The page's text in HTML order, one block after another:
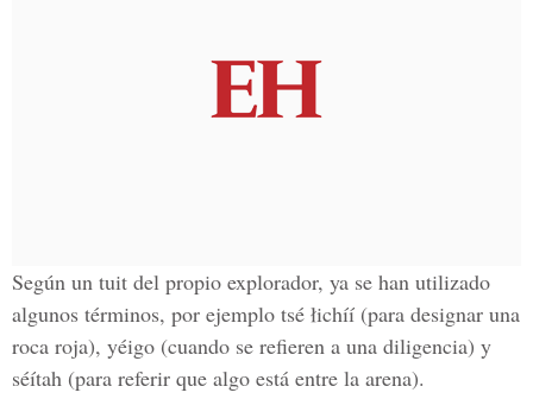
Según un tuit del propio explorador, ya se han utilizado
algunos términos, por ejemplo tsé łichíí (para designar una
roca roja), yéigo (cuando se refieren a una diligencia) y
séítah (para referir que algo está entre la arena).